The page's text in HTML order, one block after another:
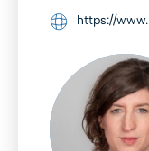
https://